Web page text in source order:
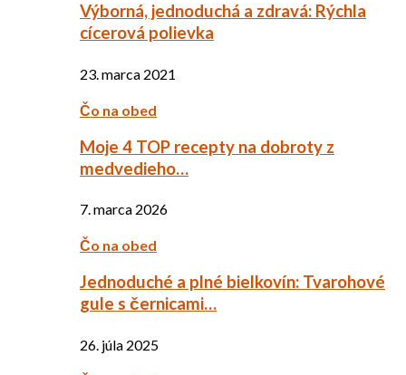
Výborná, jednoduchá a zdravá: Rýchla
cícerová polievka
23. marca 2021
Čo na obed
Moje 4 TOP recepty na dobroty z
medvedieho…
7. marca 2026
Čo na obed
Jednoduché a plné bielkovín: Tvarohové
gule s černicami…
26. júla 2025